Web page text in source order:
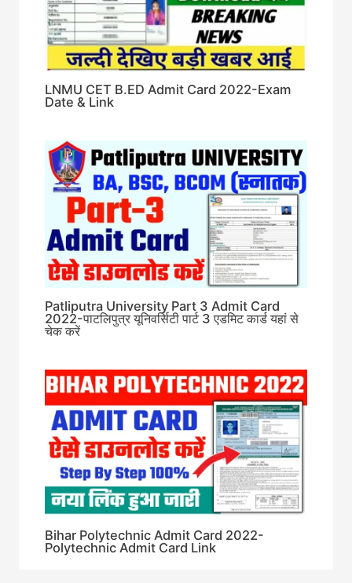
LNMU CET B.ED Admit Card 2022-Exam
Date & Link
Patliputra University Part 3 Admit Card
2022-पाटलिपुत्र यूनिवर्सिटी पार्ट 3 एडमिट कार्ड यहां से
चेक करें
Bihar Polytechnic Admit Card 2022-
Polytechnic Admit Card Link